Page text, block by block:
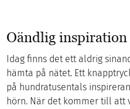
Oändlig inspiration
Idag finns det ett aldrig
hämta på nätet. Ett
på hundratusentals
hörn. När det kommer till att